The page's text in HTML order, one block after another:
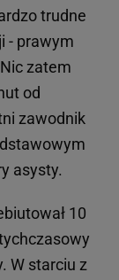
trudne
- prawym
zatem
od
zawodnik
asysty.
10
W starciu z